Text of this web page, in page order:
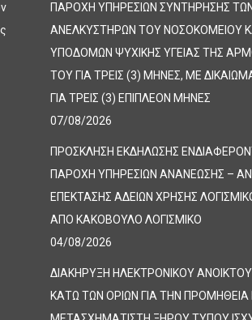
ΠΑΡΟΧΗ ΥΠΗΡΕΣΙΩΝ ΣΥΝΤΗΡΗΣΗΣ ΤΩΝ
ΑΝΕΛΚΥΣΤΗΡΩΝ ΤΟΥ ΝΟΣΟΚΟΜΕΙΟΥ
ΥΠΟΔΟΜΩΝ ΨΥΧΙΚΗΣ ΥΓΕΙΑΣ ΤΗΣ
ΤΟΥ ΓΙΑ ΤΡΕΙΣ (3) ΜΗΝΕΣ, ΜΕ
ΓΙΑ ΤΡΕΙΣ (3) ΕΠΙΠΛΕΟΝ ΜΗΝΕΣ
07/08/2026
ΠΡΟΣΚΛΗΣΗ ΕΚΔΗΛΩΣΗΣ
ΠΑΡΟΧΗ ΥΠΗΡΕΣΙΩΝ ΑΝΑΝΕΩΣΗΣ –
ΕΠΕΚΤΑΣΗΣ ΑΔΕΙΩΝ ΧΡΗΣΗΣ
ΑΠΟ ΚΑΚΟΒΟΥΛΟ ΛΟΓΙΣΜΙΚΟ
04/08/2026
ΔΙΑΚΗΡΥΞΗ ΗΛΕΚΤΡΟΝΙΚΟΥ
ΚΑΤΩ ΤΩΝ ΟΡΙΩΝ ΓΙΑ ΤΗΝ ΠΡΟΜΗΘΕΙΑ